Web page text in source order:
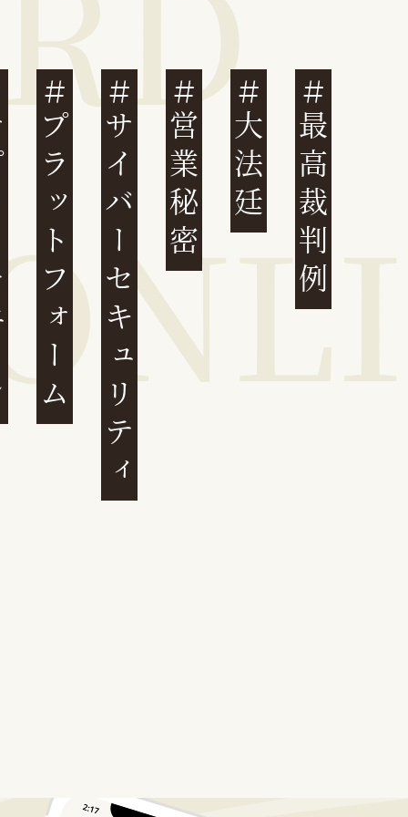
プラットフォームサイバーセキュリティ 営業秘密 大法廷 最高裁判例